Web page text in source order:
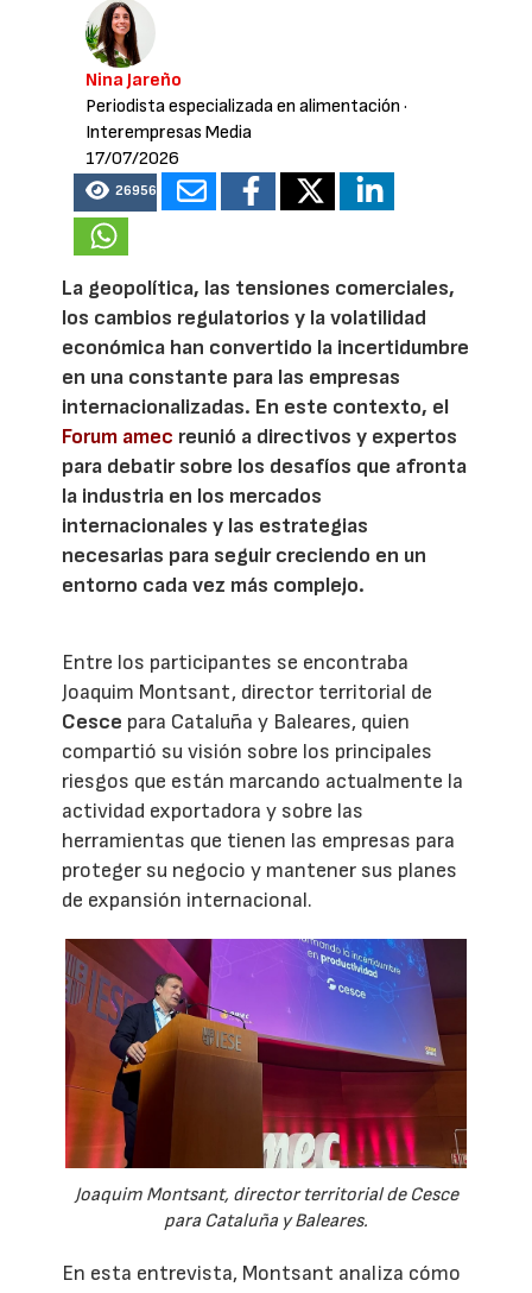
Nina Jareño
Periodista especializada en alimentación ·
Interempresas Media
17/07/2026
26956
La geopolítica, las tensiones comerciales,
los cambios regulatorios y la volatilidad
económica han convertido la incertidumbre
en una constante para las empresas
internacionalizadas. En este contexto, el
Forum amec reunió a directivos y expertos
para debatir sobre los desafíos que afronta
la industria en los mercados
internacionales y las estrategias
necesarias para seguir creciendo en un
entorno cada vez más complejo.
Entre los participantes se encontraba
Joaquim Montsant, director territorial de
Cesce para Cataluña y Baleares, quien
compartió su visión sobre los principales
riesgos que están marcando actualmente la
actividad exportadora y sobre las
herramientas que tienen las empresas para
proteger su negocio y mantener sus planes
de expansión internacional.
Joaquim Montsant, director territorial de Cesce
para Cataluña y Baleares.
En esta entrevista, Montsant analiza cómo